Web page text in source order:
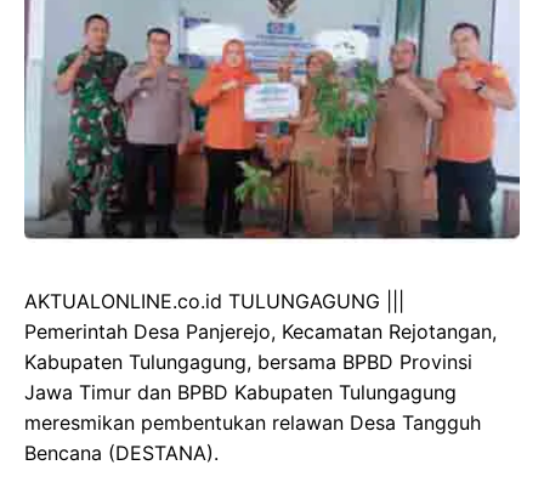
AKTUALONLINE.co.id TULUNGAGUNG |||
Pemerintah Desa Panjerejo, Kecamatan Rejotangan,
Kabupaten Tulungagung, bersama BPBD Provinsi
Jawa Timur dan BPBD Kabupaten Tulungagung
meresmikan pembentukan relawan Desa Tangguh
Bencana (DESTANA).